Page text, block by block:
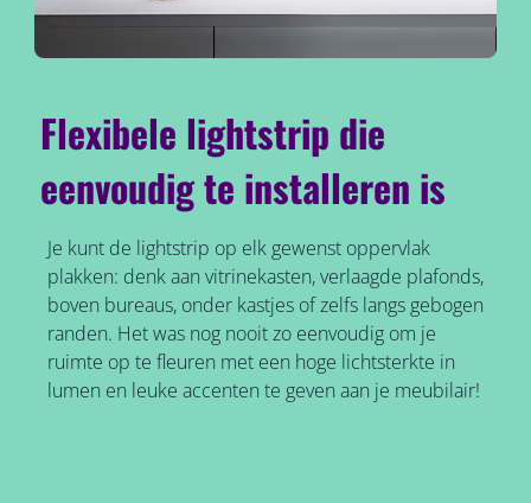
Flexibele lightstrip die
eenvoudig te installeren is
Je kunt de lightstrip op elk gewenst oppervlak
plakken: denk aan vitrinekasten, verlaagde plafonds,
boven bureaus, onder kastjes of zelfs langs gebogen
randen. Het was nog nooit zo eenvoudig om je
ruimte op te fleuren met een hoge lichtsterkte in
lumen en leuke accenten te geven aan je meubilair!